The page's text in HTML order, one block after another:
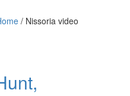
/ Nissoria video